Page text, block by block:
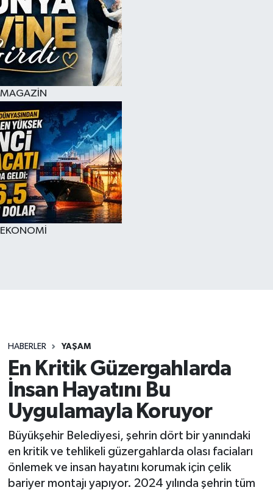
MAGAZİN
EKONOMİ
HABERLER YAŞAM
En Kritik Güzergahlarda
İnsan Hayatını Bu
Uygulamayla Koruyor
Büyükşehir Belediyesi, şehrin dört bir yanındaki
en kritik ve tehlikeli güzergahlarda olası faciaları
önlemek ve insan hayatını korumak için çelik
bariyer montajı yapıyor. 2024 yılında şehrin tüm